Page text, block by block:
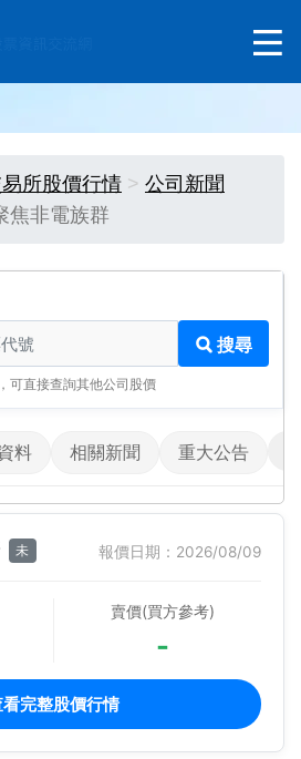
所股價行情
公司新聞
焦非電族群
搜尋
可直接查詢其他公司股價
料 相關新聞 重大公告
未 報價日期：2026/08/09
賣價(買方參考)
-
完整股價行情